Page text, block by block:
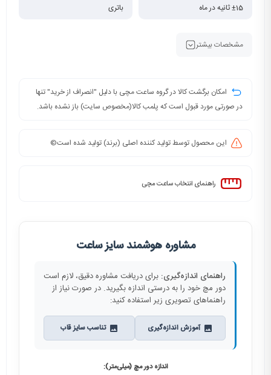
±15 ثانیه در ماه
باتری
مشخصات بیشتر
امکان برگشت کالا در گروه ساعت مچی با دلیل "انصراف از خرید" تنها
در صورتی مورد قبول است که پلمب کالا(مخصوص سایت) باز نشده باشد.
این محصول توسط تولید کننده اصلی (برند) تولید شده است©️
راهنمای انتخاب ساعت مچی
مشاوره هوشمند سایز ساعت
راهنمای اندازه‌گیری: برای دریافت مشاوره دقیق، لازم است
دور مچ خود را به درستی اندازه بگیرید. در صورت نیاز از
راهنماهای تصویری زیر استفاده کنید:
آموزش اندازه‌گیری تناسب سایز قاب
اندازه دور مچ (میلی‌متر):